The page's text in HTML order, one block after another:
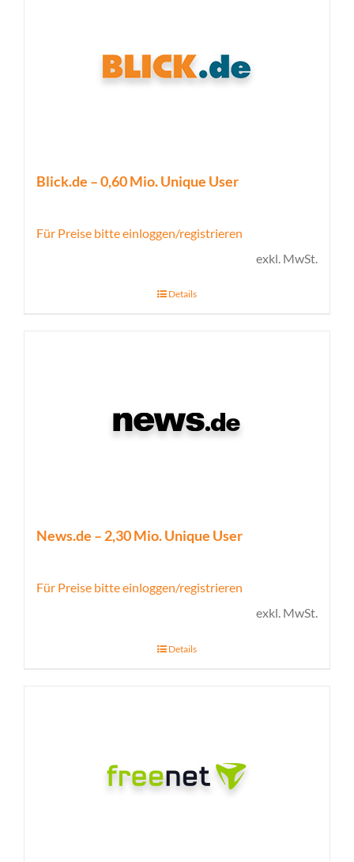
Blick.de – 0,60 Mio. Unique User
Für Preise bitte einloggen/registrieren
exkl. MwSt.
Details
News.de – 2,30 Mio. Unique User
Für Preise bitte einloggen/registrieren
exkl. MwSt.
Details